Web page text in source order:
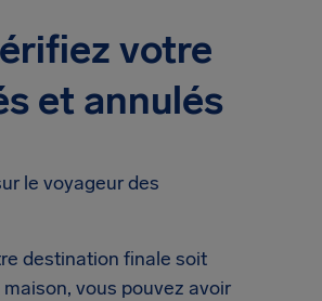
votre
et annulés
le voyageur des
destination finale soit
vous pouvez avoir